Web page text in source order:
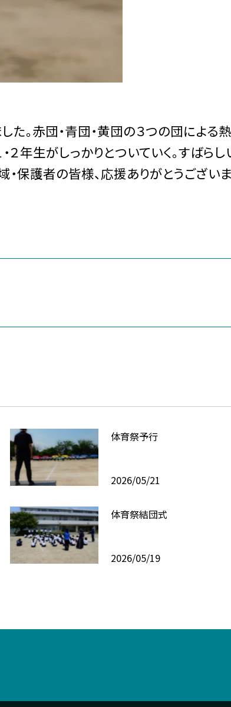
た。赤団・青団・黄団の３つの団による
年生がしっかりとついていく。すばらし
保護者の皆様、応援ありがとうござい
体育祭予行
2026/05/21
体育祭結団式
2026/05/19